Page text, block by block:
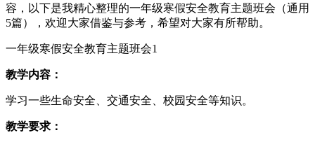
容，以下是我精心整理的一年级寒假安全教育主题班会（通用
5篇），欢迎大家借鉴与参考，希望对大家有所帮助。
一年级寒假安全教育主题班会1
教学内容：
学习一些生命安全、交通安全、校园安全等知识。
教学要求：